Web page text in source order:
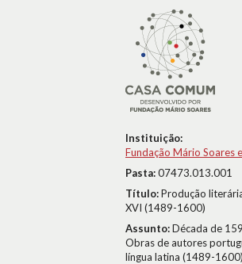
Instituição:
Fundação Mário Soares
Pasta:07473.013.001
Título:Produção
XVI (1489-1600)
Assunto:Década de
Obras de autores
língua latina (1489-